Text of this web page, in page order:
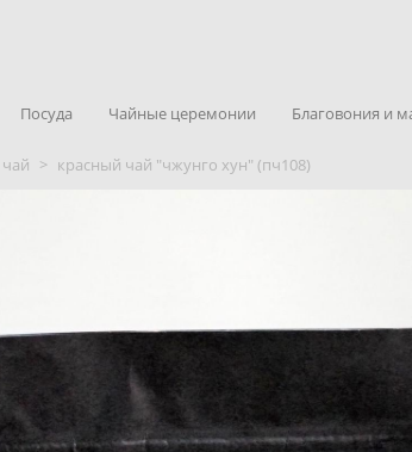
Посуда Чайные церемонии Благовония и
> красный чай "чжунго хун" (пч108)